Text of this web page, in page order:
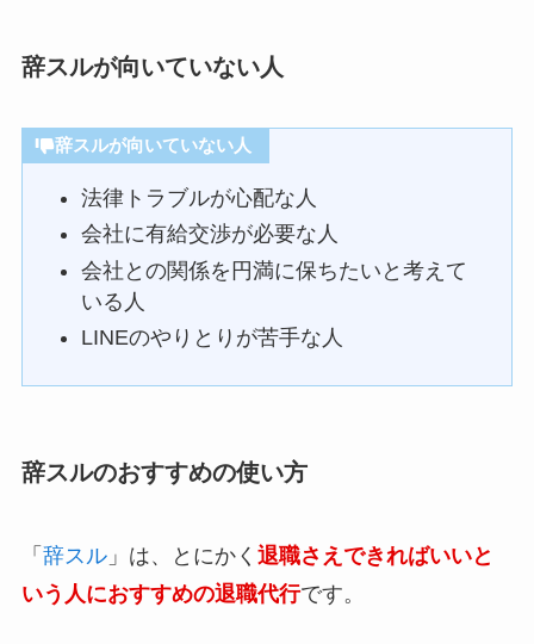
辞スルが向いていない人
辞スルが向いていない人
法律トラブルが心配な人
会社に有給交渉が必要な人
会社との関係を円満に保ちたいと考えて
いる人
LINEのやりとりが苦手な人
辞スルのおすすめの使い方
「 辞スル」は、とにかく 退職さえできればいいと
いう人におすすめの退職代行です。